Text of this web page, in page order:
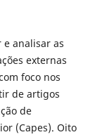
analisar as
externas
foco nos
de artigos
de
(Capes). Oito